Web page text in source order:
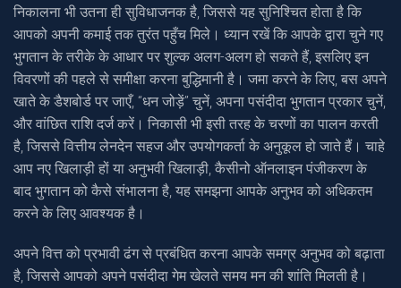
निकालना भी उतना ही सुविधाजनक है, जिससे यह सुनिश्चित होता है कि
आपको अपनी कमाई तक तुरंत पहुँच मिले। ध्यान रखें कि आपके द्वारा चुने गए
भुगतान के तरीके के आधार पर शुल्क अलग-अलग हो सकते हैं, इसलिए इन
विवरणों की पहले से समीक्षा करना बुद्धिमानी है। जमा करने के लिए, बस अपने
खाते के डैशबोर्ड पर जाएँ, “धन जोड़ें” चुनें, अपना पसंदीदा भुगतान प्रकार चुनें,
और वांछित राशि दर्ज करें। निकासी भी इसी तरह के चरणों का पालन करती
है, जिससे वित्तीय लेनदेन सहज और उपयोगकर्ता के अनुकूल हो जाते हैं। चाहे
आप नए खिलाड़ी हों या अनुभवी खिलाड़ी, कैसीनो ऑनलाइन पंजीकरण के
बाद भुगतान को कैसे संभालना है, यह समझना आपके अनुभव को अधिकतम
करने के लिए आवश्यक है।
अपने वित्त को प्रभावी ढंग से प्रबंधित करना आपके समग्र अनुभव को बढ़ाता
है, जिससे आपको अपने पसंदीदा गेम खेलते समय मन की शांति मिलती है।